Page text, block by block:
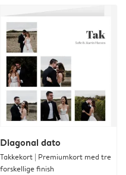
Diagonal dato
Takkekort | Premiumkort med tre
forskellige finish